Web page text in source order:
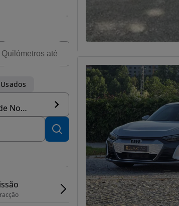
Usados
Constantim e Vale de Nogueiras, concelho Vila Real